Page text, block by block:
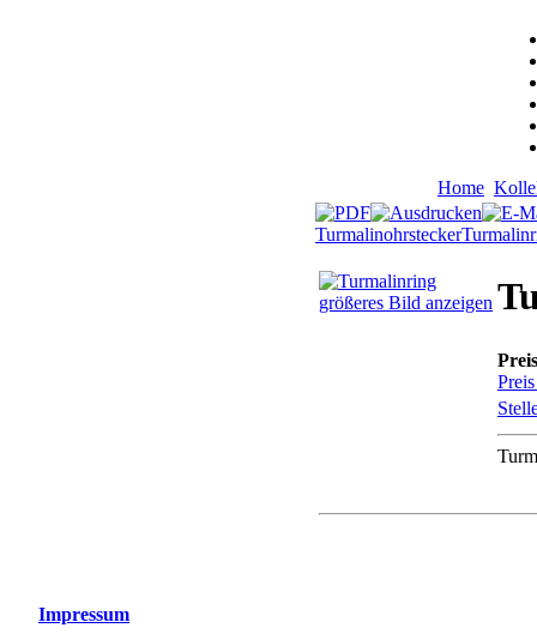
Home
Turmalinohrstecker
größeres Bild anzeigen
Impressum